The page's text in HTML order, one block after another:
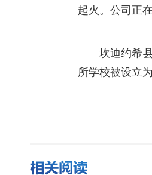
起火。公司正
坎迪约希
所学校被设立